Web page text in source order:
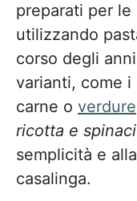
preparati per
utilizzando
corso degli
varianti, come
carne o verdure
ricotta e spinaci
semplicità e
casalinga.